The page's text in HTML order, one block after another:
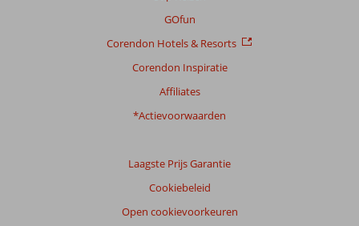
GOfun
Corendon Hotels & Resorts
Corendon Inspiratie
Affiliates
*Actievoorwaarden
Laagste Prijs Garantie
Cookiebeleid
Open cookievoorkeuren